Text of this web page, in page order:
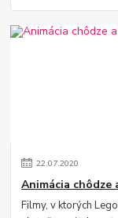
22.07.2020
Animácia chôdze
Filmy, v ktorých